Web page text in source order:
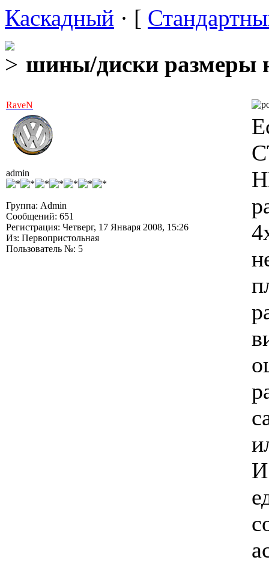
Каскадный · [
шины/диски размеры
RaveN
admin
Группа: Admin
Сообщений: 651
Регистрация: Четверг, 17 Января 2008, 15:26
Из: Первопристольная
Пользователь №: 5
И